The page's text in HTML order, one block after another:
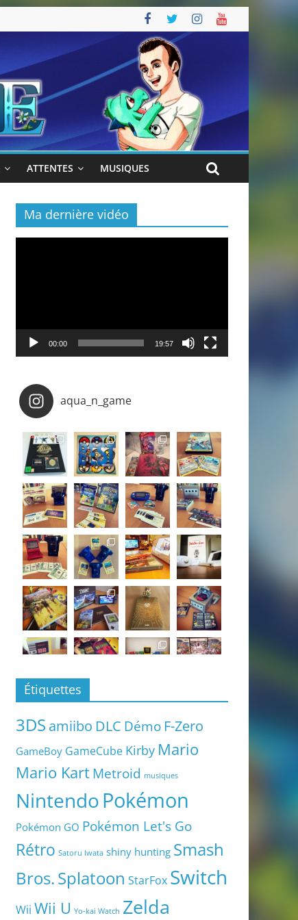
ATTENTES MUSIQUES
Ma dernière vidéo
00:00 19:57
aqua_n_game
Étiquettes
3DS amiibo DLC Démo F-Zero
GameBoy GameCube Kirby Mario
Mario KartMetroid musiques
NintendoPokémon
Pokémon GO Pokémon Let's Go
Rétro Satoru Iwata shiny hunting Smash
Bros.Splatoon StarFox Switch
Wii Wii U Yo-kai Watch Zelda